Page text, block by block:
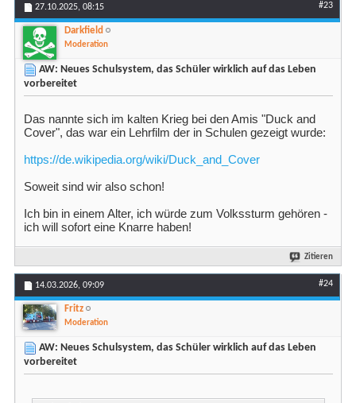
27.10.2025, 08:15 #23
Darkfield
Moderation
AW: Neues Schulsystem, das Schüler wirklich auf das Leben
vorbereitet
Das nannte sich im kalten Krieg bei den Amis "Duck and
Cover", das war ein Lehrfilm der in Schulen gezeigt wurde:
https://de.wikipedia.org/wiki/Duck_and_Cover
Soweit sind wir also schon!
Ich bin in einem Alter, ich würde zum Volkssturm gehören -
ich will sofort eine Knarre haben!
Zitieren
14.03.2026, 09:09 #24
Fritz
Moderation
AW: Neues Schulsystem, das Schüler wirklich auf das Leben
vorbereitet